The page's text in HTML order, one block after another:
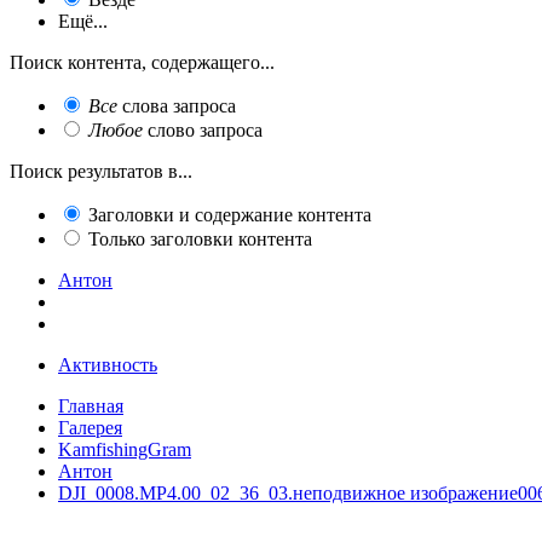
Ещё...
Поиск контента, содержащего...
Все слова запроса
Любое слово запроса
Поиск результатов в...
Заголовки и содержание контента
Только заголовки контента
Антон
Активность
Главная
Галерея
KamfishingGram
Антон
DJI_0008.MP4.00_02_36_03.неподвижное